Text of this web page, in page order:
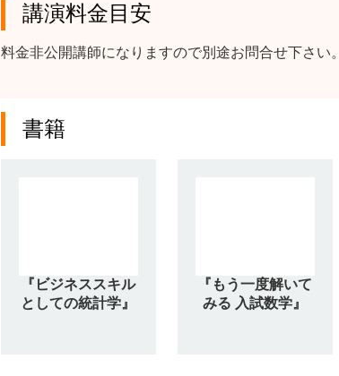
講演料金目安
料金非公開講師になりますので別途お問合せ下さい。
書籍
『ビジネススキル
としての統計学』
『もう一度解いて
みる 入試数学』